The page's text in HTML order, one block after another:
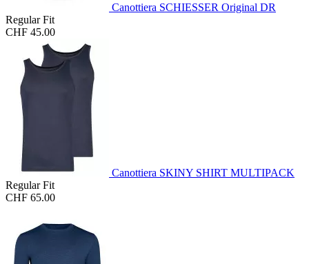
Canottiera SCHIESSER Original DR
Regular Fit
CHF 45.00
Canottiera SKINY SHIRT MULTIPACK
Regular Fit
CHF 65.00